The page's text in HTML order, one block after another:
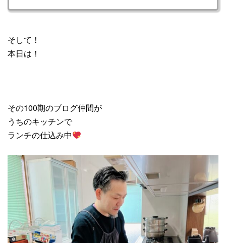
そして！
本日は！
その100期のブログ仲間が
うちのキッチンで
ランチの仕込み中